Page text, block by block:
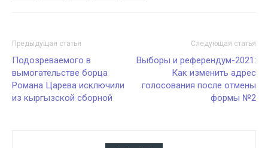
Предыдущая статья
Подозреваемого в
вымогательстве борца
Романа Царева исключили
из кыргызской сборной
Следующая статья
Выборы и референдум-2021:
Как изменить адрес
голосования после отмены
формы №2